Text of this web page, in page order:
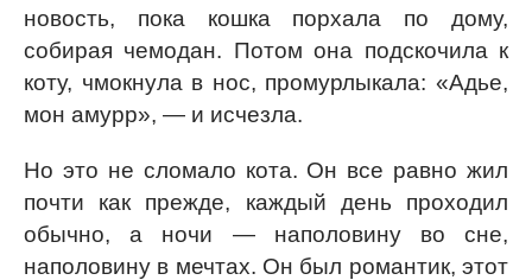
новость, пока кошка порхала по дому,
собирая чемодан. Потом она подскочила к
коту, чмокнула в нос, промурлыкала: «Адье,
мон амурр», — и исчезла.
Но это не сломало кота. Он все равно жил
почти как прежде, каждый день проходил
обычно, а ночи — наполовину во сне,
наполовину в мечтах. Он был романтик, этот